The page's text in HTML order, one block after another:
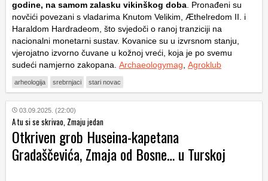
godine, na samom zalasku vikinškog doba. Pronađeni su
novčići povezani s vladarima Knutom Velikim, Æthelredom II. i
Haraldom Hardradeom, što svjedoči o ranoj tranziciji na
nacionalni monetarni sustav. Kovanice su u izvrsnom stanju,
vjerojatno izvorno čuvane u kožnoj vreći, koja je po svemu
sudeći namjerno zakopana. Archaeologymag, Agroklub
arheologija srebrnjaci stari novac
03.09.2025. (22:00)
A tu si se skrivao, Zmaju jedan
Otkriven grob Huseina-kapetana
Gradaščevića, Zmaja od Bosne… u Turskoj